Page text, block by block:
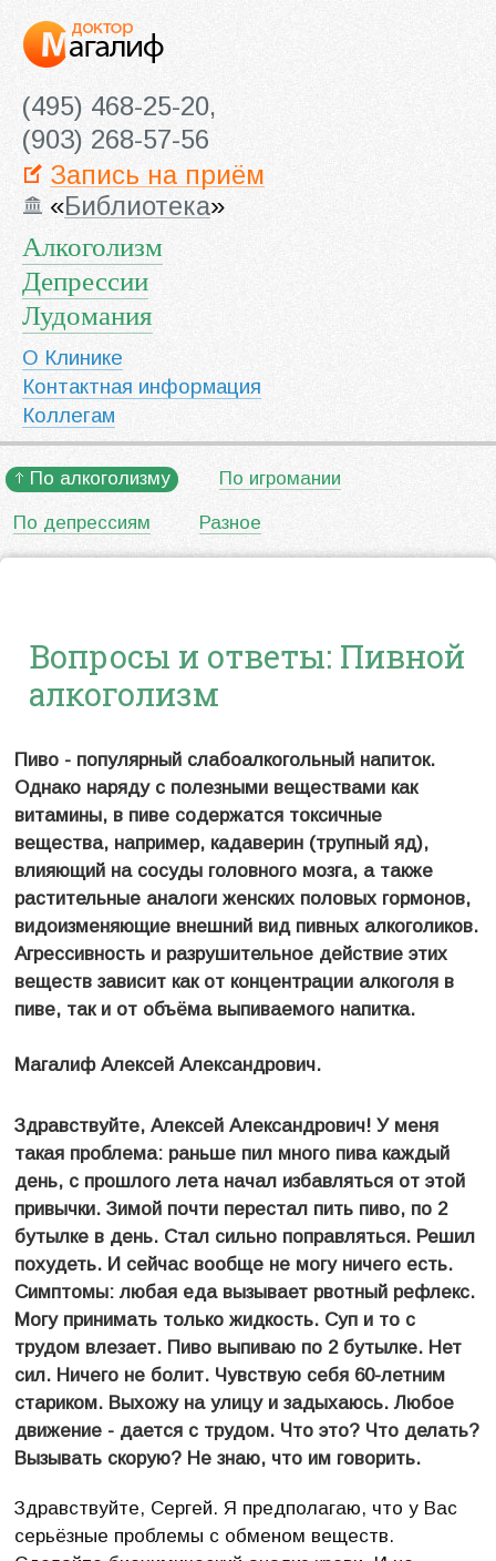
(495) 468-25-20,
(903) 268-57-56
Запись на приём
«Библиотека»
Алкоголизм
Депрессии
Лудомания
О Клинике
Контактная информация
Коллегам
По алкоголизму По игромании
По депрессиям Разное
Вопросы и ответы: Пивной
алкоголизм
Пиво - популярный слабоалкогольный напиток.
Однако наряду с полезными веществами как
витамины, в пиве содержатся токсичные
вещества, например, кадаверин (трупный яд),
влияющий на сосуды головного мозга, а также
растительные аналоги женских половых гормонов,
видоизменяющие внешний вид пивных алкоголиков.
Агрессивность и разрушительное действие этих
веществ зависит как от концентрации алкоголя в
пиве, так и от объёма выпиваемого напитка.
Магалиф Алексей Александрович.
Здравствуйте, Алексей Александрович! У меня
такая проблема: раньше пил много пива каждый
день, с прошлого лета начал избавляться от этой
привычки. Зимой почти перестал пить пиво, по 2
бутылке в день. Стал сильно поправляться. Решил
похудеть. И сейчас вообще не могу ничего есть.
Симптомы: любая еда вызывает рвотный рефлекс.
Могу принимать только жидкость. Суп и то с
трудом влезает. Пиво выпиваю по 2 бутылке. Нет
сил. Ничего не болит. Чувствую себя 60-летним
стариком. Выхожу на улицу и задыхаюсь. Любое
движение - дается с трудом. Что это? Что делать?
Вызывать скорую? Не знаю, что им говорить.
Здравствуйте, Сергей. Я предполагаю, что у Вас
серьёзные проблемы с обменом веществ.